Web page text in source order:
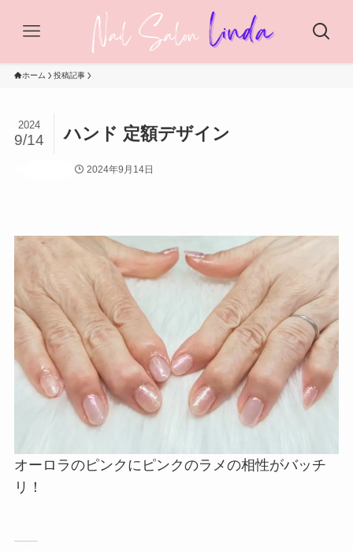
ホーム 投稿記事
ハンド 定額デザイン
2024
9/14
2024年9月14日
オーロラのピンクにピンクのラメの相性がバッチ
リ！